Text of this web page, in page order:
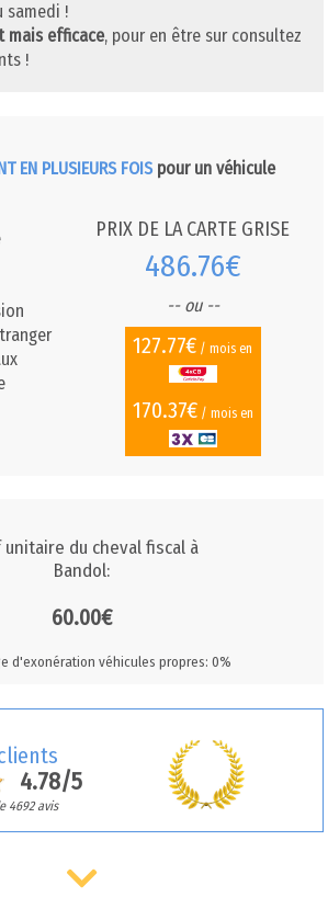
samedi !
mais efficace, pour en être sur consultez
!
EN PLUSIEURS FOIS pour un véhicule
PRIX DE LA CARTE GRISE
486.76€
-- ou --
127.77€ / mois en
170.37€/ mois en
unitaire du cheval fiscal à
Bandol:
60.00€
d'exonération véhicules propres: 0%
4.78/5
4692 avis